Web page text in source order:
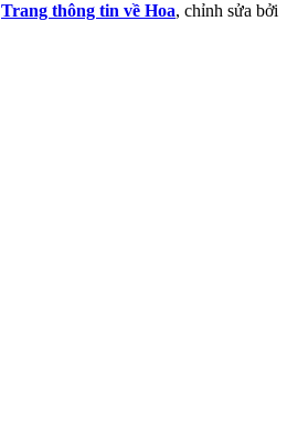
Trang thông tin về Hoa, chỉnh sửa bởi